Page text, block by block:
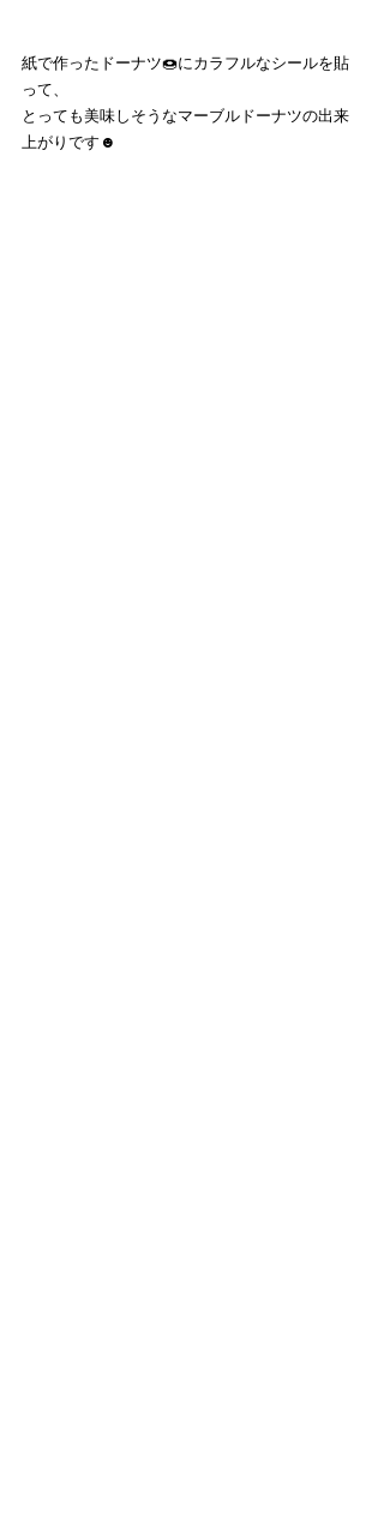
紙で作ったドーナツ🍩にカラフルなシールを貼
って、
とっても美味しそうなマーブルドーナツの出来
上がりです☻